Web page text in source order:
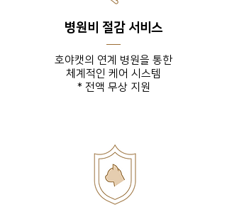
병원비 절감 서비스
호야캣의 연계 병원을 통한
체계적인 케어 시스템
* 전액 무상 지원